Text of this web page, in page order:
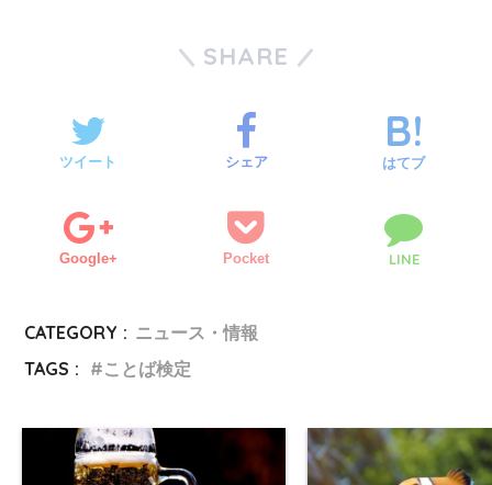
SHARE
ツイート シェア はてブ
Google+ Pocket LINE
CATEGORY : ニュース・情報
TAGS :
ことば検定